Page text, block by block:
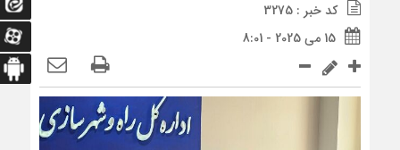
کد خبر : 3275
15 می 2025 - 8:01